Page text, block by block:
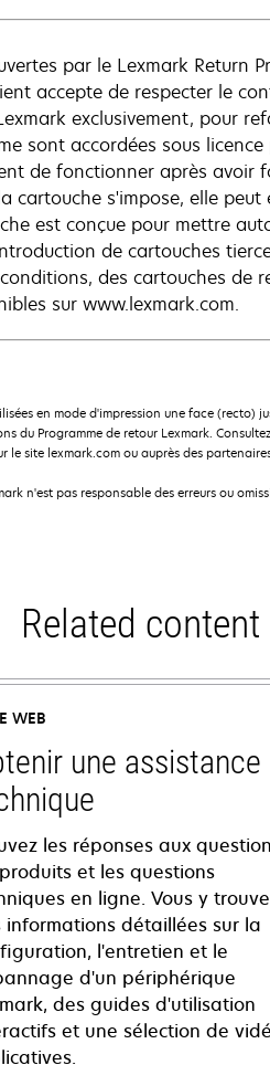
par le Lexmark Return
accepte de respecter le
exclusivement, pour
sont accordées sous
de fonctionner après avoir
cartouche s'impose, elle
est conçue pour mettre
de cartouches
des cartouches de
sur www.lexmark.com.
en mode d'impression une face (recto)
du Programme de retour Lexmark.
le site lexmark.com ou auprès des
n'est pas responsable des erreurs ou
Related content
WEB
une assistance
les réponses aux
et les questions
en ligne. Vous y
informations détaillées sur la
l'entretien et le
d'un périphérique
des guides d'utilisation
et une sélection de